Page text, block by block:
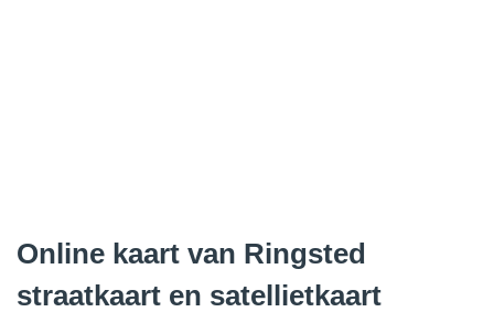
Online kaart van Ringsted
straatkaart en satellietkaart